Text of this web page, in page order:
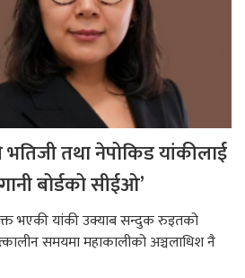
तथा नेपोकिड यांकीलाई
बोर्डको सीईओ’
भएकी यांकी उक्याब सन्दुक रुइतको
समयमा महाकालीको अञ्चलाधिश नै